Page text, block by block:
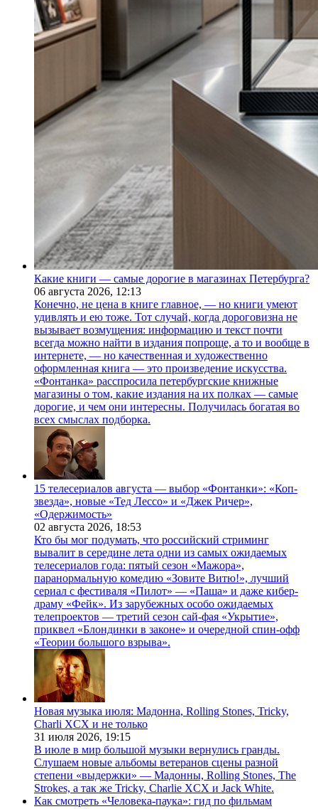
Какие книги — самые дорогие в магазинах Петербурга?
06 августа 2026, 12:13
Конечно, не цена в книге главное, — но книги умеют
удивлять и ею тоже. Тот случай, когда дороговизна не
вызывает возмущения: информацию и текст почти
всегда можно найти в издания попроще, а то и вообще в
интернете, — но качественная и художественно
оформленная книга — это произведение искусства.
«Фонтанка» расспросила петербургские книжные
магазины о том, какие издания на их полках — самые
дорогие, и чем они интересны. Получилась богатая во
всех смыслах подборка.
15 телесериалов августа — выбор «Фонтанки»: «Коп-
звезда», новые «Тед Лессо» и «Джек Ричер»,
«Одержимость»
02 августа 2026, 18:53
Кто бы мог подумать, что российский стриминг
вывалит в середине лета одни из самых ожидаемых
телесериалов года: пятый сезон «Мажора»,
паранормальную комедию «Зовите Витю!», лучший
сериал с фестиваля «Пилот» — «Паша» и даже кибер-
драму «Фейк». Из зарубежных особо ожидаемых
телепроектов — третий сезон сай-фая «Укрытие»,
приквел «Блондинки в законе» и очередной спин-офф
«Теории большого взрыва».
Новая музыка июля: Мадонна, Rolling Stones, Tricky,
Charli XCX и не только
31 июля 2026, 19:15
В июле в мир большой музыки вернулись гранды.
Слушаем новые альбомы ветеранов сцены разной
степени «выдержки» — Мадонны, Rolling Stones, The
Strokes, а так же Tricky, Charlie XCX и Jack White.
Как смотреть «Человека-паука»: гид по фильмам